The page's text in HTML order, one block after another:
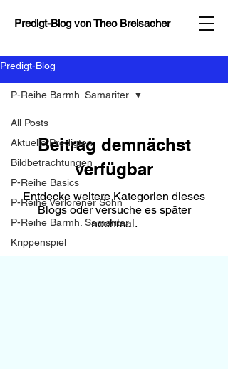
Predigt-Blog vonTheo Breisacher
Predigt-Blog
All Posts
Aktuelle Predigten
Bildbetrachtungen
P-Reihe Basics
P-Reihe Verlorener Sohn
P-Reihe Barmh. Samariter
Krippenspiel
P-Reihe Barmh. Samariter
Beitrag demnächst
verfügbar
Entdecke weitere Kategorien dieses
Blogs oder versuche es später
nochmal.